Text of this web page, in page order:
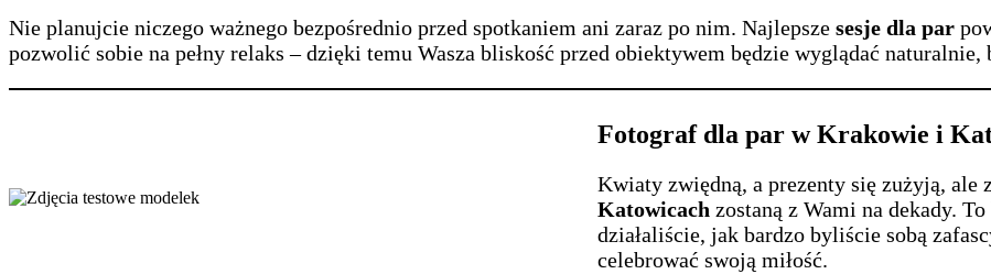
Nie planujcie niczego ważnego bezpośrednio przed spotkaniem ani zaraz po nim. Najlepsze sesje dla par
pozwolić sobie na pełny relaks – dzięki temu Wasza bliskość przed obiektywem będzie wyglądać naturalnie,
Fotograf dla par w Krakowie i
Kwiaty zwiędną, a prezenty się zużyją, ale
Katowicachzostaną z Wami na dekady.
działaliście, jak bardzo byliście sobą
celebrować swoją miłość.